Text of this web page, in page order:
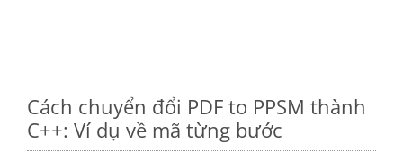
Cách chuyển đổi PDF to PPSM thành
C++: Ví dụ về mã từng bước